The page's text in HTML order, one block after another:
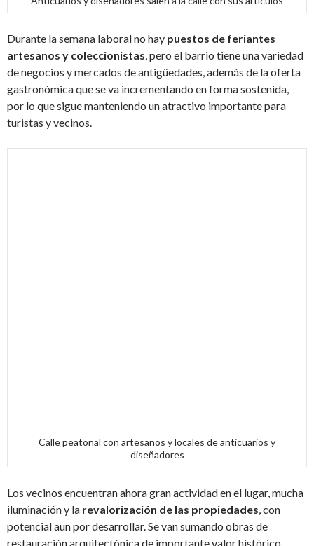
Durante la semana laboral no hay puestos de feriantes
artesanos y coleccionistas, pero el barrio tiene una variedad
de negocios y mercados de antigüedades, además de la oferta
gastronómica que se va incrementando en forma sostenida,
por lo que sigue manteniendo un atractivo importante para
turistas y vecinos.
Calle peatonal con artesanos y locales de anticuarios y
diseñadores
Los vecinos encuentran ahora gran actividad en el lugar, mucha
iluminación y la revalorización de las propiedades, con
potencial aun por desarrollar. Se van sumando obras de
restauración arquitectónica de importante valor histórico.